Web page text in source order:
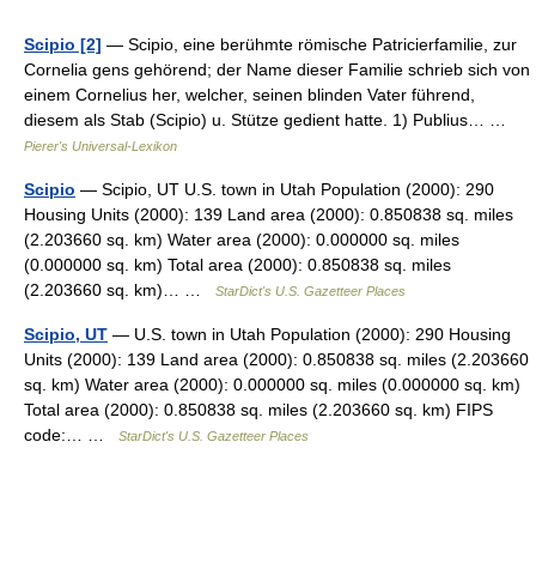
Scipio [2] — Scipio, eine berühmte römische Patricierfamilie, zur
Cornelia gens gehörend; der Name dieser Familie schrieb sich von
einem Cornelius her, welcher, seinen blinden Vater führend,
diesem als Stab (Scipio) u. Stütze gedient hatte. 1) Publius… …
Pierer's Universal-Lexikon
Scipio — Scipio, UT U.S. town in Utah Population (2000): 290
Housing Units (2000): 139 Land area (2000): 0.850838 sq. miles
(2.203660 sq. km) Water area (2000): 0.000000 sq. miles
(0.000000 sq. km) Total area (2000): 0.850838 sq. miles
(2.203660 sq. km)… …
StarDict's U.S. Gazetteer Places
Scipio, UT — U.S. town in Utah Population (2000): 290 Housing
Units (2000): 139 Land area (2000): 0.850838 sq. miles (2.203660
sq. km) Water area (2000): 0.000000 sq. miles (0.000000 sq. km)
Total area (2000): 0.850838 sq. miles (2.203660 sq. km) FIPS
code:… …
StarDict's U.S. Gazetteer Places